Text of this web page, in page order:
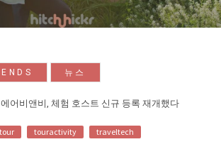
뉴스
에어비앤비, 체험 호스트 신규 등록 재개했다
touractivity traveltech